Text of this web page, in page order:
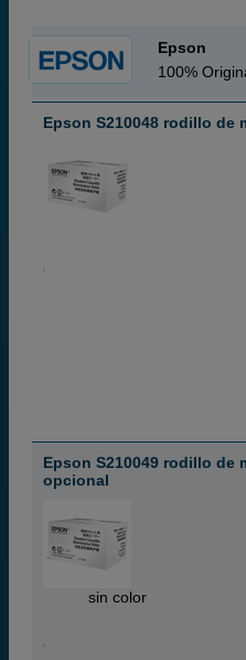
Epson
100%
Epson S210048 rodillo de
Epson S210049 rodillo de
opcional
sin color